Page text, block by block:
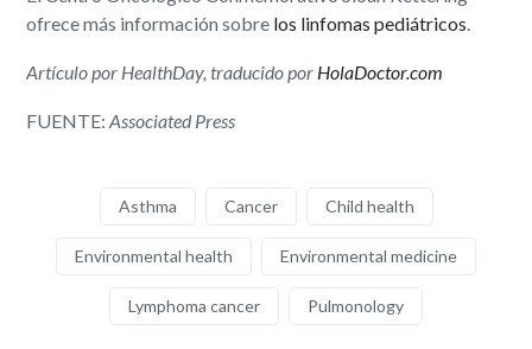
ofrece más información sobre los linfomas pediátricos.
Artículo por HealthDay, traducido por HolaDoctor.com
FUENTE:Associated Press
Asthma Cancer Child health
Environmental health Environmental medicine
Lymphoma cancer Pulmonology